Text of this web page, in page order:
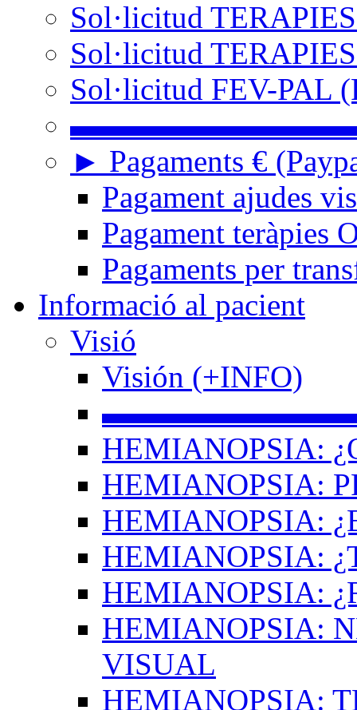
Sol·licitud
Sol·licitud
Sol·licitud FEV-PAL
► Pagaments €
Pagament ajudes
Pagament teràpies
Pagaments per
Informació al pacient
Visió
Visión (+INFO)
HEMIANOPSIA:
HEMIANOPSIA:
HEMIANOPSIA:
HEMIANOPSIA:
HEMIANOPSIA:
HEMIANOPSIA:
VISUAL
HEMIANOPSIA: